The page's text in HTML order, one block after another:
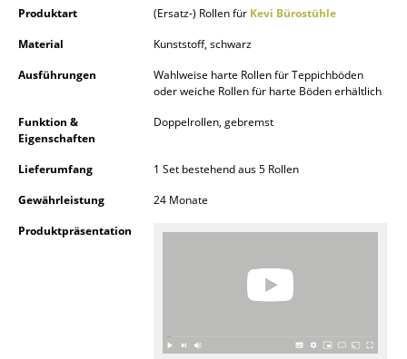
TV Möbel
Beistell- & Rollcontainer
Barmöbel
Garderoben
Einzelteile
... alle Aufbewahrungsmöbel
Produktart (Ersatz-) Rollen für Kevi Bürostühle
Material
Kunststoff, schwarz
Ausführungen
Wahlweise harte Rollen für Teppichböden
oder weiche Rollen für harte Böden erhältlich
Funktion &
Eigenschaften
Doppelrollen, gebremst
Lieferumfang
1 Set bestehend aus 5 Rollen
Gewährleistung
24 Monate
Produktpräsentation